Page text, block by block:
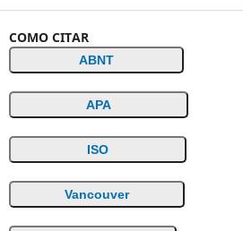
COMO CITAR
ABNT
APA
ISO
Vancouver